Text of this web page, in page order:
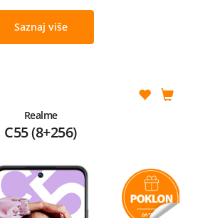
Saznaj više
Realme
C55 (8+256)